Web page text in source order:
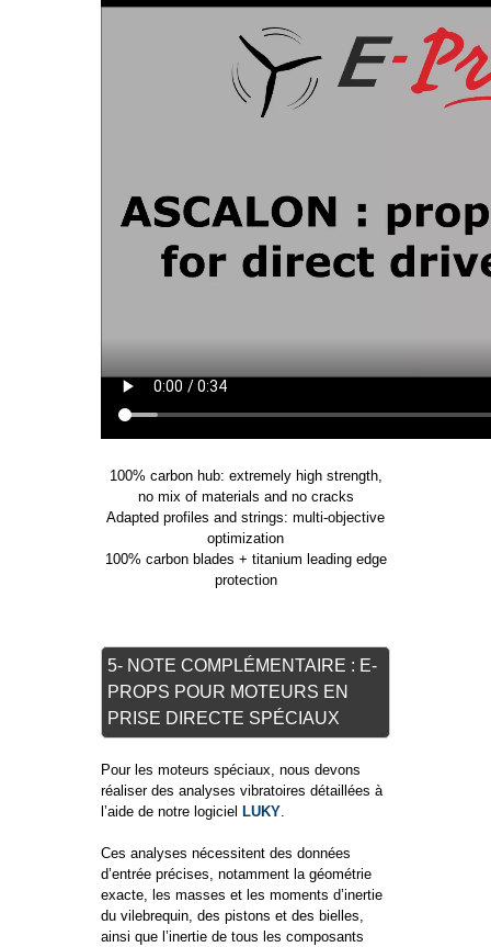
100% carbon hub: extremely high strength,
no mix of materials and no cracks
Adapted profiles and strings: multi-objective
optimization
100% carbon blades + titanium leading edge
protection
5- NOTE COMPLÉMENTAIRE : E-
PROPS POUR MOTEURS EN
PRISE DIRECTE SPÉCIAUX
Pour les moteurs spéciaux, nous devons
réaliser des analyses vibratoires détaillées à
l’aide de notre logiciel LUKY.
Ces analyses nécessitent des données
d’entrée précises, notamment la géométrie
exacte, les masses et les moments d’inertie
du vilebrequin, des pistons et des bielles,
ainsi que l’inertie de tous les composants